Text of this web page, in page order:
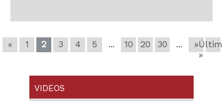
« 1 2 3 4 5 ... 10 20 30 ... »
»
VIDEOS